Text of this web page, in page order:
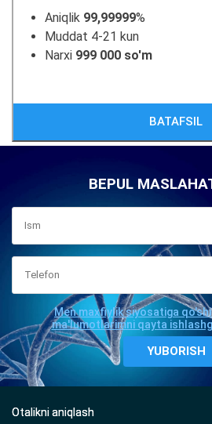
Aniqlik 99,99999%
Muddat 4-21 kun
Narxi 999 000 so'm
BATAFSIL
BEPUL
Men maxfiylik siyosatiga
ma'lumotlarimni qayta
Otalikni aniqlash